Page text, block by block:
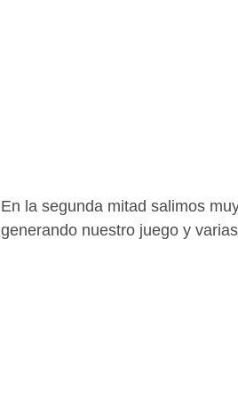
En la segunda mitad salimos
generando nuestro juego y